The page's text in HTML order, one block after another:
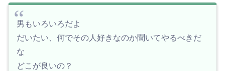
男もいろいろだよ
だいたい、何でその人好きなのか聞いてやるべきだ
な
どこが良いの？